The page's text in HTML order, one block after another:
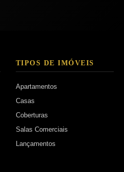
TIPOS DE IMÓVEIS
Apartamentos
Casas
Coberturas
Salas Comerciais
Lançamentos